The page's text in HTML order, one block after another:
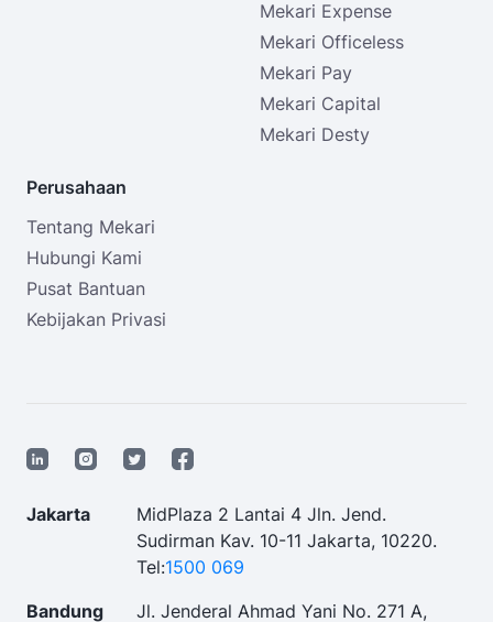
Mekari Expense
Mekari Officeless
Mekari Pay
Mekari Capital
Mekari Desty
Perusahaan
Tentang Mekari
Hubungi Kami
Pusat Bantuan
Kebijakan Privasi
Jakarta
MidPlaza 2 Lantai 4 Jln. Jend.
Sudirman Kav. 10-11 Jakarta, 10220.
Tel:1500 069
Bandung
Jl. Jenderal Ahmad Yani No. 271 A,